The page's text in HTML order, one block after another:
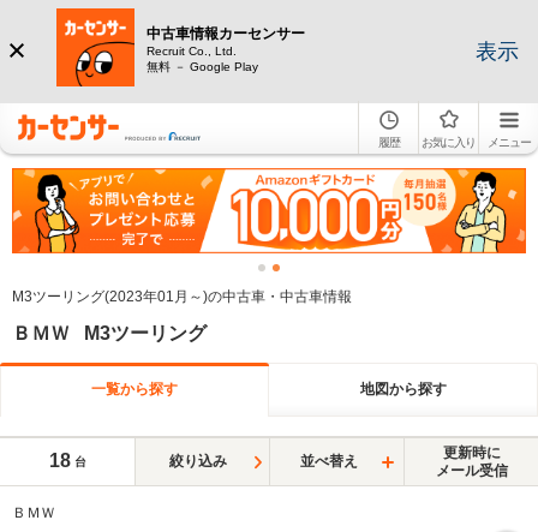
中古車情報カーセンサー
Recruit Co., Ltd.
無料 － Google Play
表示
履歴 お気に入り メニュー
M3ツーリング(2023年01月～)の中古車・中古車情報
ＢＭＷ M3ツーリング
一覧から探す 地図から探す
18 台 絞り込み 並べ替え
更新時に
メール受信
ＢＭＷ